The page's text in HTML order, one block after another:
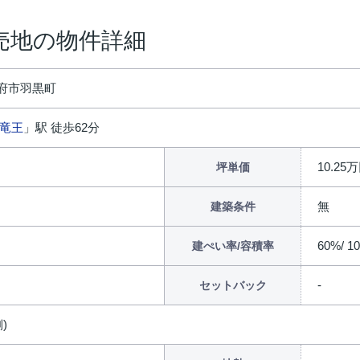
の物件詳細
市羽黒町
竜王 」駅 徒歩62分
坪単価 10.25
建築条件 無
建ぺい率/容積率 60%/
セットバック
)